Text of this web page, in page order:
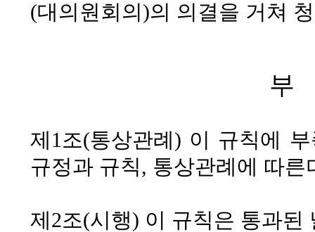
(대의원회의)의 의결을 거쳐
제1조(통상관례) 이 규칙에
규정과 규칙, 통상관례에 따른
제2조(시행) 이 규칙은 통과된